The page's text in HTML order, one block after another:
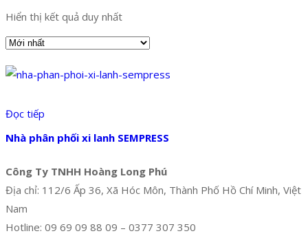
Hiển thị kết quả duy nhất
Đọc tiếp
Nhà phân phối xi lanh SEMPRESS
Công Ty TNHH Hoàng Long Phú
Địa chỉ: 112/6 Ấp 36, Xã Hóc Môn, Thành Phố Hồ Chí Minh, Việt
Nam
Hotline: 09 69 09 88 09 – 0377 307 350